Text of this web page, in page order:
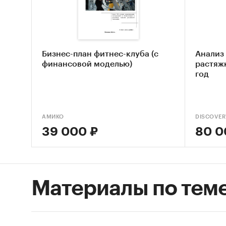
Бизнес-план фитнес-клуба (с
финансовой моделью)
АМИКО
39 000 ₽
Анализ
год
80
Материалы по